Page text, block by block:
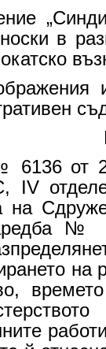
в
от
IV
на
№
на